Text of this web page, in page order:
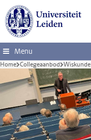
Ga direct naar de inhoud
Menu
Home Collegeaanbod